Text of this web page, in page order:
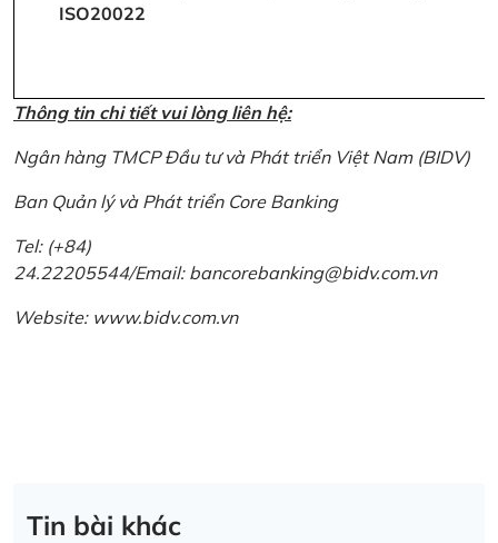
ISO20022
Thông tin chi tiết vui lòng liên hệ:
Ngân hàng TMCP Đầu tư và Phát triển Việt Nam (BIDV)
Ban Quản lý và Phát triển Core Banking
Tel: (+84)
24.22205544/Email: bancorebanking@bidv.com.vn
Website: www.bidv.com.vn
Tin bài khác